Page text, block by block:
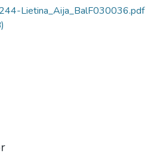
Lietina_Aija_BalF030036.pdf